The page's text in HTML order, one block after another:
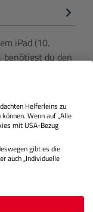
iPad (10.
benötigst du den
Helferleins zu
Wenn auf „Alle
mit USA-Bezug
gibt es die
auch „Individuelle